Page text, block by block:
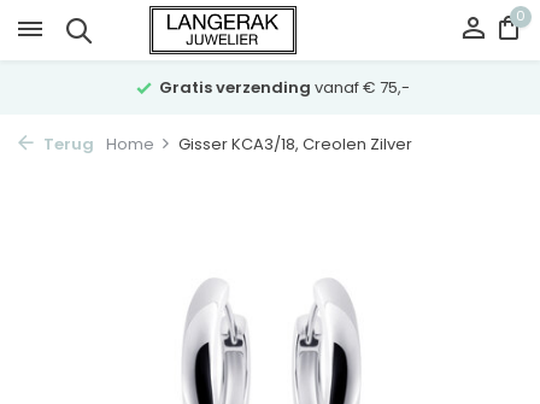
0
Gratis verzending vanaf € 75,-
Terug Home Gisser KCA3/18, Creolen Zilver